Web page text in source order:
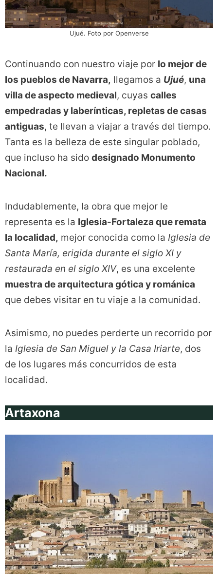
Ujué. Foto por Openverse
Continuando con nuestro viaje por lo mejor de
los pueblos de Navarra, llegamos a Ujué, una
villa de aspecto medieval, cuyas calles
empedradas y laberínticas, repletas de casas
antiguas, te llevan a viajar a través del tiempo.
Tanta es la belleza de este singular poblado,
que incluso ha sido designado Monumento
Nacional.
Indudablemente, la obra que mejor le
representa es la Iglesia-Fortaleza que remata
la localidad, mejor conocida como la Iglesia de
Santa María, erigida durante el siglo XI y
restaurada en el siglo XIV, es una excelente
muestra de arquitectura gótica y románica
que debes visitar en tu viaje a la comunidad.
Asimismo, no puedes perderte un recorrido por
la Iglesia de San Miguel y la Casa Iriarte, dos
de los lugares más concurridos de esta
localidad.
Artaxona